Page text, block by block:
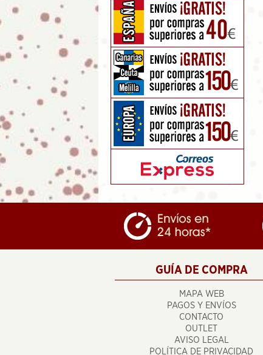
GUÍA DE COMPRA
MAPA WEB
PAGOS Y ENVÍOS
CONTACTO
OUTLET
AVISO LEGAL
POLÍTICA DE PRIVACIDAD